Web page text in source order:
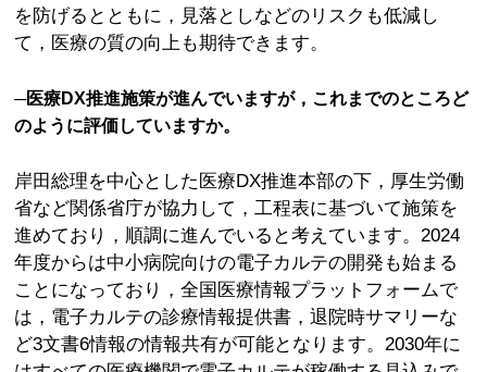
を防げるとともに，見落としなどのリスクも低減し
て，医療の質の向上も期待できます。
─医療DX推進施策が進んでいますが，これまでのところど
のように評価していますか。
岸田総理を中心とした医療DX推進本部の下，厚生労働
省など関係省庁が協力して，工程表に基づいて施策を
進めており，順調に進んでいると考えています。2024
年度からは中小病院向けの電子カルテの開発も始まる
ことになっており，全国医療情報プラットフォームで
は，電子カルテの診療情報提供書，退院時サマリーな
ど3文書6情報の情報共有が可能となります。2030年に